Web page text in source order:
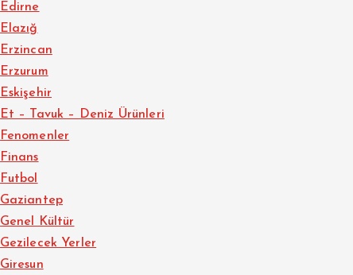
Edirne
Elazığ
Erzincan
Erzurum
Eskişehir
Et – Tavuk – Deniz Ürünleri
Fenomenler
Finans
Futbol
Gaziantep
Genel Kültür
Gezilecek Yerler
Giresun